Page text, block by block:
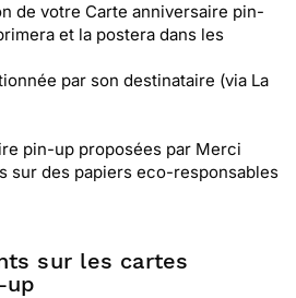
de votre Carte anniversaire pin-
et la postera dans les
par son destinataire (via La
pin-up proposées par Merci
sur des papiers eco-responsables
sur les cartes
up